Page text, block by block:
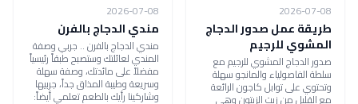
2026-07-08
طريقة عمل صدور الدجاج
المشوي للرجيم
صدور الدجاج المشوي للرجيم مع
سلطة الفاصولياء والمانجو سهلة
وتحتوي على توابل كاجون الرائعة
مع القليل من زيت الزيتون وهي
2026-07-08
مندي الدجاج بالفرن
مندي الدجاج بالفرن .. جربي وصفة
المندي لعائلتك وستصبح طبقاً رئيسياً
مفضلاً على مائدتك، وصفة سهلة
وسريعة وطيبة المذاق جداً، جربيها
وشاركينا رأيك بالطعم تعلمي أيضاً: